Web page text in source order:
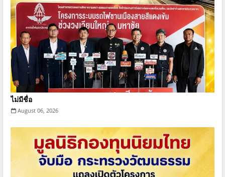
ไม่มีชื่อ
August 06, 2026